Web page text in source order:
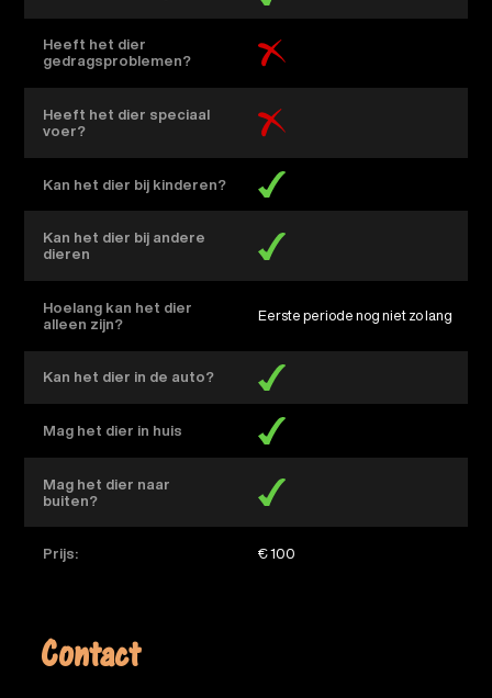
Heeft het dier
gedragsproblemen?
Heeft het dier speciaal
voer?
Kan het dier bij kinderen?
Kan het dier bij andere
dieren
Hoelang kan het dier
alleen zijn?
eerste periode nog niet zo lang
Kan het dier in de auto?
Mag het dier in huis
Mag het dier naar
buiten?
Prijs: € 100
Contact